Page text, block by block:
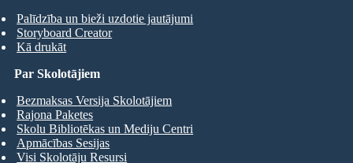
Palīdzība un bieži uzdotie jautājumi
Storyboard Creator
Kā drukāt
Par Skolotājiem
Bezmaksas Versija Skolotājiem
Rajona Paketes
Skolu Bibliotēkas un Mediju Centri
Apmācības Sesijas
Visi Skolotāju Resursi